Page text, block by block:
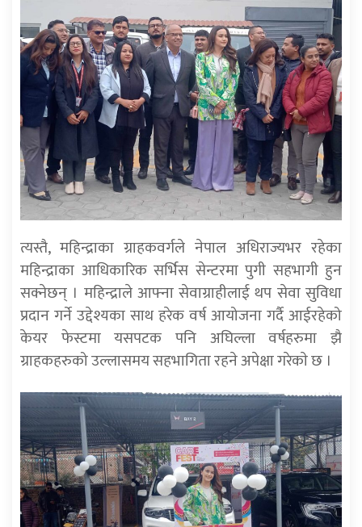
त्यस्तै, महिन्द्राका ग्राहकवर्गले नेपाल अधिराज्यभर रहेका
महिन्द्राका आधिकारिक सर्भिस सेन्टरमा पुगी सहभागी हुन
सक्नेछन् । महिन्द्राले आफ्ना सेवाग्राहीलाई थप सेवा सुविधा
प्रदान गर्ने उद्देश्यका साथ हरेक वर्ष आयोजना गर्दै आईरहेको
केयर फेस्टमा यसपटक पनि अघिल्ला वर्षहरुमा झै
ग्राहकहरुको उल्लासमय सहभागिता रहने अपेक्षा गरेकाे छ ।